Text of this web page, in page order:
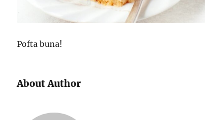
Pofta buna!
About Author